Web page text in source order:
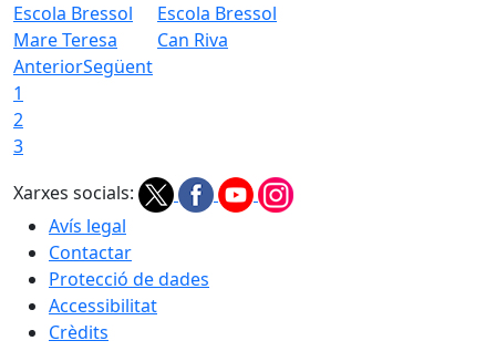
Escola Bressol
Mare Teresa
Escola Bressol
Can Riva
AnteriorSegüent
1
2
3
Xarxes socials:
Avís legal
Contactar
Protecció de dades
Accessibilitat
Crèdits